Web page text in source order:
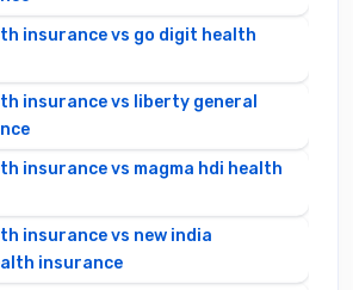
insurance vs go digit health
insurance vs liberty general
insurance vs magma hdi health
insurance vs new india
insurance